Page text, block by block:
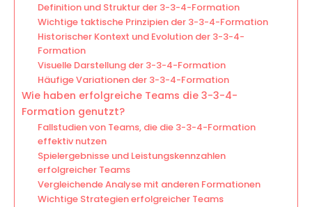
Definition und Struktur der 3-3-4-Formation
Wichtige taktische Prinzipien der 3-3-4-Formation
Historischer Kontext und Evolution der 3-3-4-
Formation
Visuelle Darstellung der 3-3-4-Formation
Häufige Variationen der 3-3-4-Formation
Wie haben erfolgreiche Teams die 3-3-4-
Formation genutzt?
Fallstudien von Teams, die die 3-3-4-Formation
effektiv nutzen
Spielergebnisse und Leistungskennzahlen
erfolgreicher Teams
Vergleichende Analyse mit anderen Formationen
Wichtige Strategien erfolgreicher Teams